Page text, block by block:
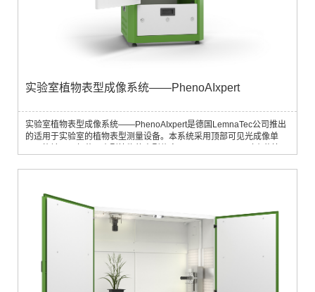
实验室植物表型成像系统——PhenoAIxpert
实验室植物表型成像系统——PhenoAIxpert是德国LemnaTec公司推出
的适用于实验室的植物表型测量设备。本系统采用顶部可见光成像单
进行表型成像测量；同时也可以对昆虫、小型动物或虫卵对植物的侵害
究、遗传育种、突变株筛选、植物形态建模、种子生理学、种子病理
学、植物胁迫生理学、